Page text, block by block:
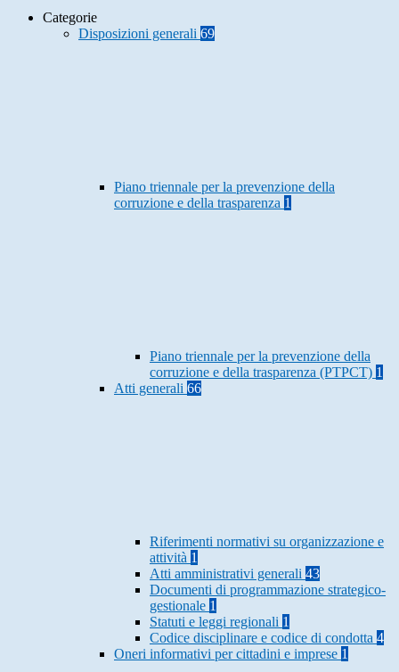
Categorie
Disposizioni generali 69
Piano triennale per la prevenzione della
corruzione e della trasparenza 1
Piano triennale per la prevenzione della
corruzione e della trasparenza (PTPCT) 1
Atti generali 66
Riferimenti normativi su organizzazione e
attività 1
Atti amministrativi generali 43
Documenti di programmazione strategico-
gestionale 1
Statuti e leggi regionali 1
Codice disciplinare e codice di condotta 4
Oneri informativi per cittadini e imprese 1